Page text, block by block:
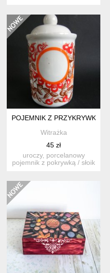
POJEMNIK Z PRZYKRYWKĄ
Witrażka
45 zł
uroczy, porcelanowy
pojemnik z pokrywką / słoik